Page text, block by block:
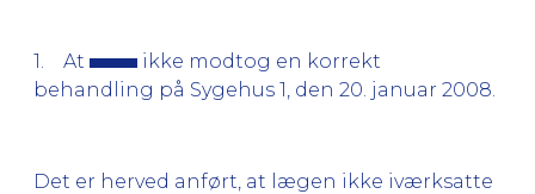
1. At
ikke modtog en korrekt
behandling på Sygehus 1, den 20. januar 2008.
Det er herved anført, at lægen ikke iværksatte